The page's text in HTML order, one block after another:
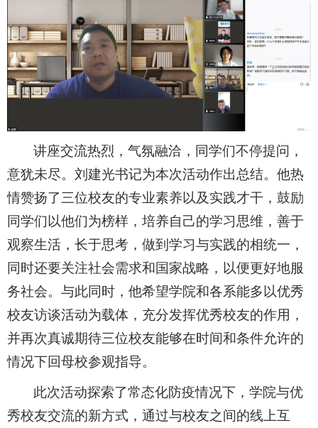
讲座交流热烈，气氛融洽，同学们不停提问，
意犹未尽。刘建光书记为本次活动作出总结。他热
情赞扬了三位校友的专业素养以及实践才干，鼓励
同学们以他们为榜样，培养自己的学习思维，善于
观察生活，长于思考，做到学习与实践的相统一，
同时还要关注社会需求和国家战略，以便更好地服
务社会。与此同时，他希望学院和各系能多以优秀
校友访谈活动为载体，充分发挥优秀校友的作用，
并再次真诚期待三位校友能够在时间和条件允许的
情况下回母校参观指导。
此次活动探索了常态化防疫情况下，学院与优
秀校友交流的新方式，通过与校友之间的线上互